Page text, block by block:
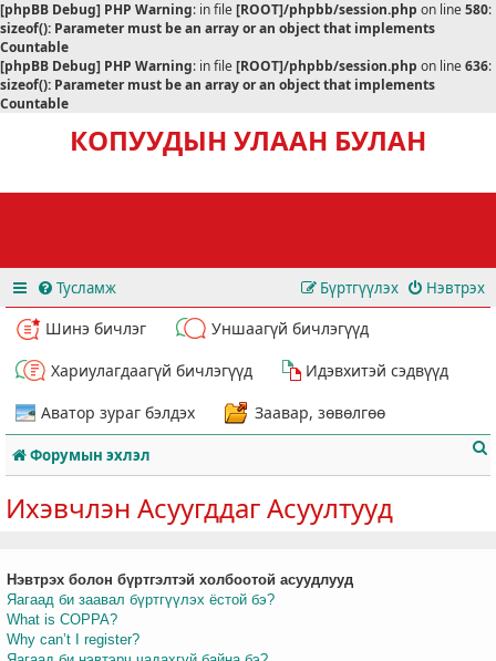
[phpBB Debug] PHP Warning: in file[ROOT]/phpbb/session.php on line580:
sizeof(): Parameter must be an array or an object that implements
Countable
[phpBB Debug] PHP Warning: in file[ROOT]/phpbb/session.php on line636:
sizeof(): Parameter must be an array or an object that implements
Countable
КОПУУДЫН УЛААН БУЛАН
Тусламж Нэвтрэх
Бүртгүүлэх
Шинэ бичлэг
Уншаагүй бичлэгүүд
Хариулагдаагүй бичлэгүүд
Идэвхитэй сэдвүүд
Аватор зураг бэлдэх
Заавар, зөвөлгөө
Форумын эхлэл
Ихэвчлэн Асуугддаг Асуултууд
Нэвтрэх болон бүртгэлтэй холбоотой асуудлууд
Яагаад би заавал бүртгүүлэх ёстой бэ?
What is COPPA?
Why can’t I register?